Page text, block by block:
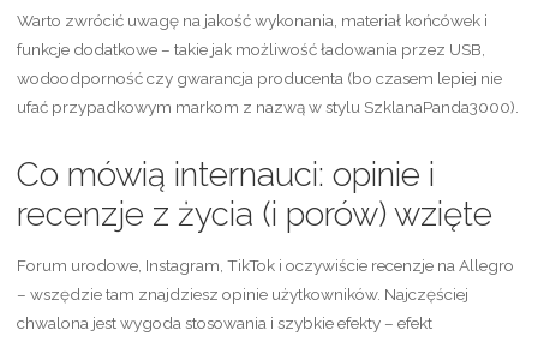
Warto zwrócić uwagę na jakość wykonania, materiał końcówek i
funkcje dodatkowe – takie jak możliwość ładowania przez USB,
wodoodporność czy gwarancja producenta (bo czasem lepiej nie
ufać przypadkowym markom z nazwą w stylu SzklanaPanda3000).
Co mówią internauci: opinie i
recenzje z życia (i porów) wzięte
Forum urodowe, Instagram, TikTok i oczywiście recenzje na Allegro
– wszędzie tam znajdziesz opinie użytkowników. Najczęściej
chwalona jest wygoda stosowania i szybkie efekty – efekt